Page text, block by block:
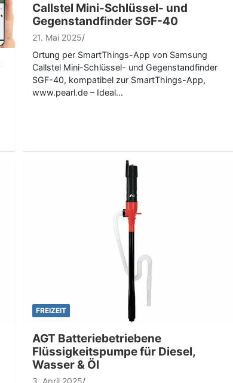
Callstel Mini-Schlüssel- und
Gegenstandfinder SGF-40
21. Mai 2025
Ortung per SmartThings-App von Samsung
Callstel Mini-Schlüssel- und Gegenstandfinder
SGF-40, kompatibel zur SmartThings-App,
www.pearl.de – Ideal…
FREIZEIT
AGT Batteriebetriebene
Flüssigkeitspumpe für Diesel,
Wasser & Öl
3. April 2025